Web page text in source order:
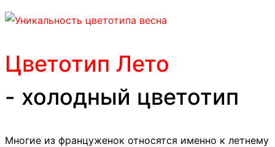
Цветотип Лето
- холодный цветотип
Многие из француженок относятся именно к летнему